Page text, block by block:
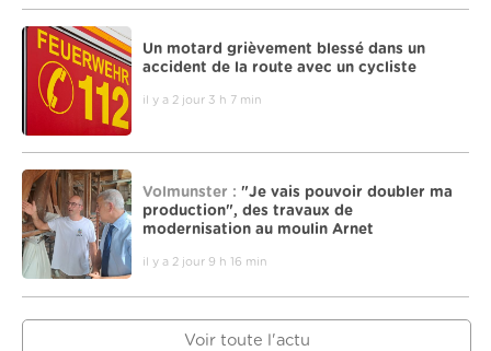
Un motard grièvement blessé dans un
accident de la route avec un cycliste
il y a 2 jour 3 h 7 min
Volmunster : "Je vais pouvoir doubler ma
production", des travaux de
modernisation au moulin Arnet
il y a 2 jour 9 h 16 min
Voir toute l'actu